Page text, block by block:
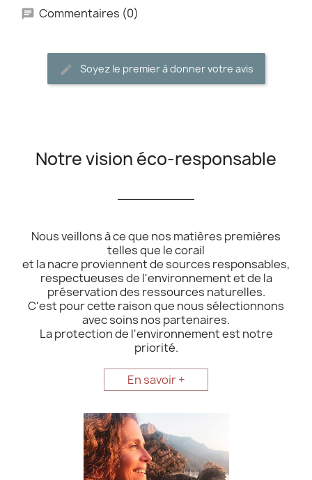
Commentaires (0)
Soyez le premier à donner votre avis
Notre vision éco-responsable
Nous veillons à ce que nos matières premières
telles que le corail
et la nacre proviennent de sources responsables,
respectueuses de l'environnement et de la
préservation des ressources naturelles.
C'est pour cette raison que nous sélectionnons
avec soins nos partenaires.
La protection de l'environnement est notre
priorité.
En savoir +